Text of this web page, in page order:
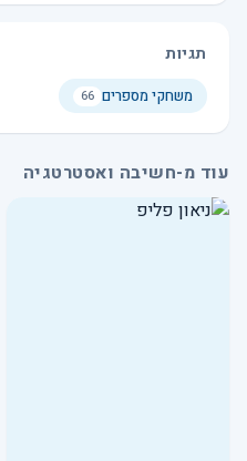
תגיות
משחקי מספרים 66
עוד מ-חשיבה ואסטרטגיה